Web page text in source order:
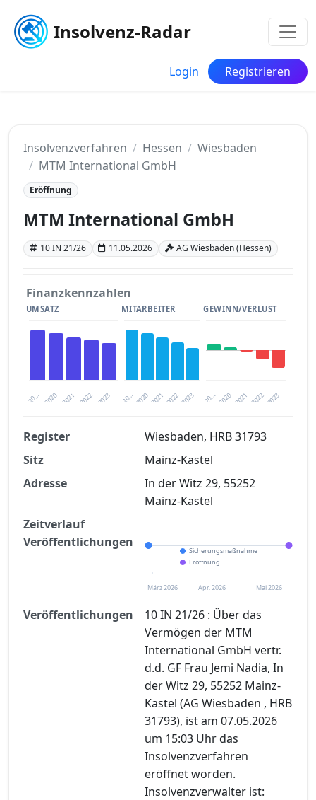
Insolvenz-Radar
Login Registrieren
Insolvenzverfahren Hessen
Wiesbaden
MTM International GmbH
Eröffnung
MTM International GmbH
10 IN 21/26 11.05.2026 AG Wiesbaden (Hessen)
Finanzkennzahlen
UMSATZ
20… 2021 2023
2020 2022
MITARBEITER
20… 2021 2023
2020 2022
GEWINN/VERLUST
20… 2021 2023
2020 2022
Finanzkennzahlen nach kostenloser
Registrierung verfügbar
Jetzt kostenlos registrieren
Register
Wiesbaden, HRB 31793
Sitz
Mainz-Kastel
Adresse
In der Witz 29, 55252
Mainz-Kastel
Zeitverlauf
Veröffentlichungen
Sicherungsmaßnahme
Eröffnung
März 2026 Apr. 2026 Mai 2026
Veröffentlichungen
10 IN 21/26 : Über das
Vermögen der MTM
International GmbH vertr.
d.d. GF Frau Jemi Nadia, In
der Witz 29, 55252 Mainz-
Kastel (AG Wiesbaden , HRB
31793), ist am 07.05.2026
um 15:03 Uhr das
Insolvenzverfahren
eröffnet worden.
Insolvenzverwalter ist: